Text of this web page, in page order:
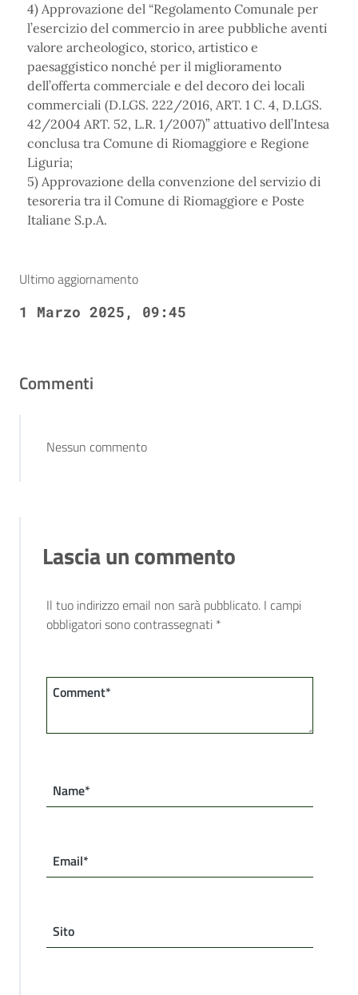
4) Approvazione del “Regolamento Comunale per
l’esercizio del commercio in aree pubbliche aventi
valore archeologico, storico, artistico e
paesaggistico nonché per il miglioramento
dell’offerta commerciale e del decoro dei locali
commerciali (D.LGS. 222/2016, ART. 1 C. 4, D.LGS.
42/2004 ART. 52, L.R. 1/2007)” attuativo dell’Intesa
conclusa tra Comune di Riomaggiore e Regione
Liguria;
5) Approvazione della convenzione del servizio di
tesoreria tra il Comune di Riomaggiore e Poste
Italiane S.p.A.
Ultimo aggiornamento
1 Marzo 2025, 09:45
Commenti
Nessun commento
Lascia un commento
Il tuo indirizzo email non sarà pubblicato. I campi
obbligatori sono contrassegnati *
Comment*
Name*
Email*
Sito